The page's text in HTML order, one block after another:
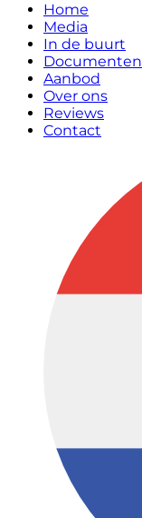
Home
Media
In de buurt
Documenten
Aanbod
Over ons
Reviews
Contact